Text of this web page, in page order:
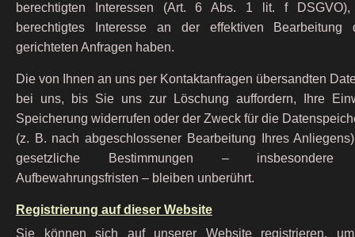
berechtigten Interessen (Art. 6 Abs. 1 lit. f
berechtigtes Interesse an der effektiven
gerichteten Anfragen haben.
Die von Ihnen an uns per Kontaktanfragen übersandten
bei uns, bis Sie uns zur Löschung auffordern, Ihre
Speicherung widerrufen oder der Zweck für die
(z. B. nach abgeschlossener Bearbeitung Ihres
gesetzliche Bestimmungen – insbesondere
Aufbewahrungsfristen – bleiben unberührt.
Registrierung auf dieser Website
Sie können sich auf unserer Website registrieren,